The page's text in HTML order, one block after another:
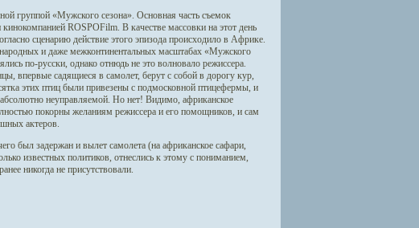
группой «Мужского сезона». Основная часть съемок
ROSPOFilm. В качестве массовки на этот день
сценарию действие этого эпизода происходило в Африке.
и даже межконтинентальных масштабах «Мужского
по-русски, однако отнюдь не это волновало режиссера.
впервые садящиеся в самолет, берут с собой в дорогу кур,
этих птиц были привезены с подмосковной птицефермы, и
абсолютно неуправляемой. Но нет! Видимо, африканское
покорны желаниям режиссера и его помощников, и сам
актеров.
был задержан и вылет самолета (на африканское сафари,
известных политиков, отнеслись к этому с пониманием,
никогда не присутствовали.